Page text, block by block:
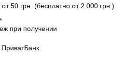
50 грн. (бесплатно от 2 000 грн.)
при получении